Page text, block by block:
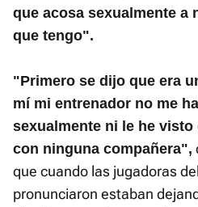
que acosa sexualmente a
que tengo".
"Primero se dijo que era
mí mi entrenador no me
sexualmente ni le he
con ninguna compañera",
que cuando las jugadoras
pronunciaron estaban